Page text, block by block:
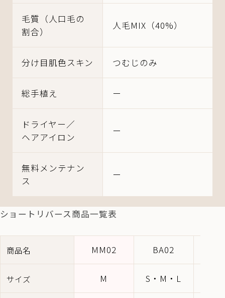
毛質 （人口毛の
割合）
人毛MIX （40%）
分け目 肌色スキン つむじのみ
総手植え ー
ドライヤー／
ヘアアイロン
ー
無料メンテナン
ス
ー
ショートリバース商品一覧表
商品名 MM02 BA02
サイズ M S・M・L